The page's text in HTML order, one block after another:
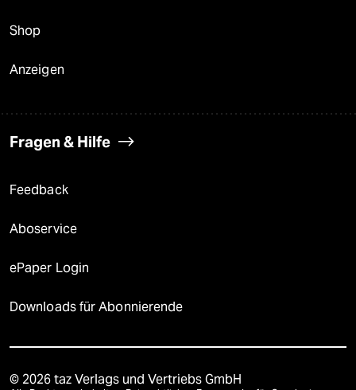
Shop
Anzeigen
Fragen & Hilfe
Feedback
Aboservice
ePaper Login
Downloads für Abonnierende
© 2026 taz Verlags und Vertriebs GmbH